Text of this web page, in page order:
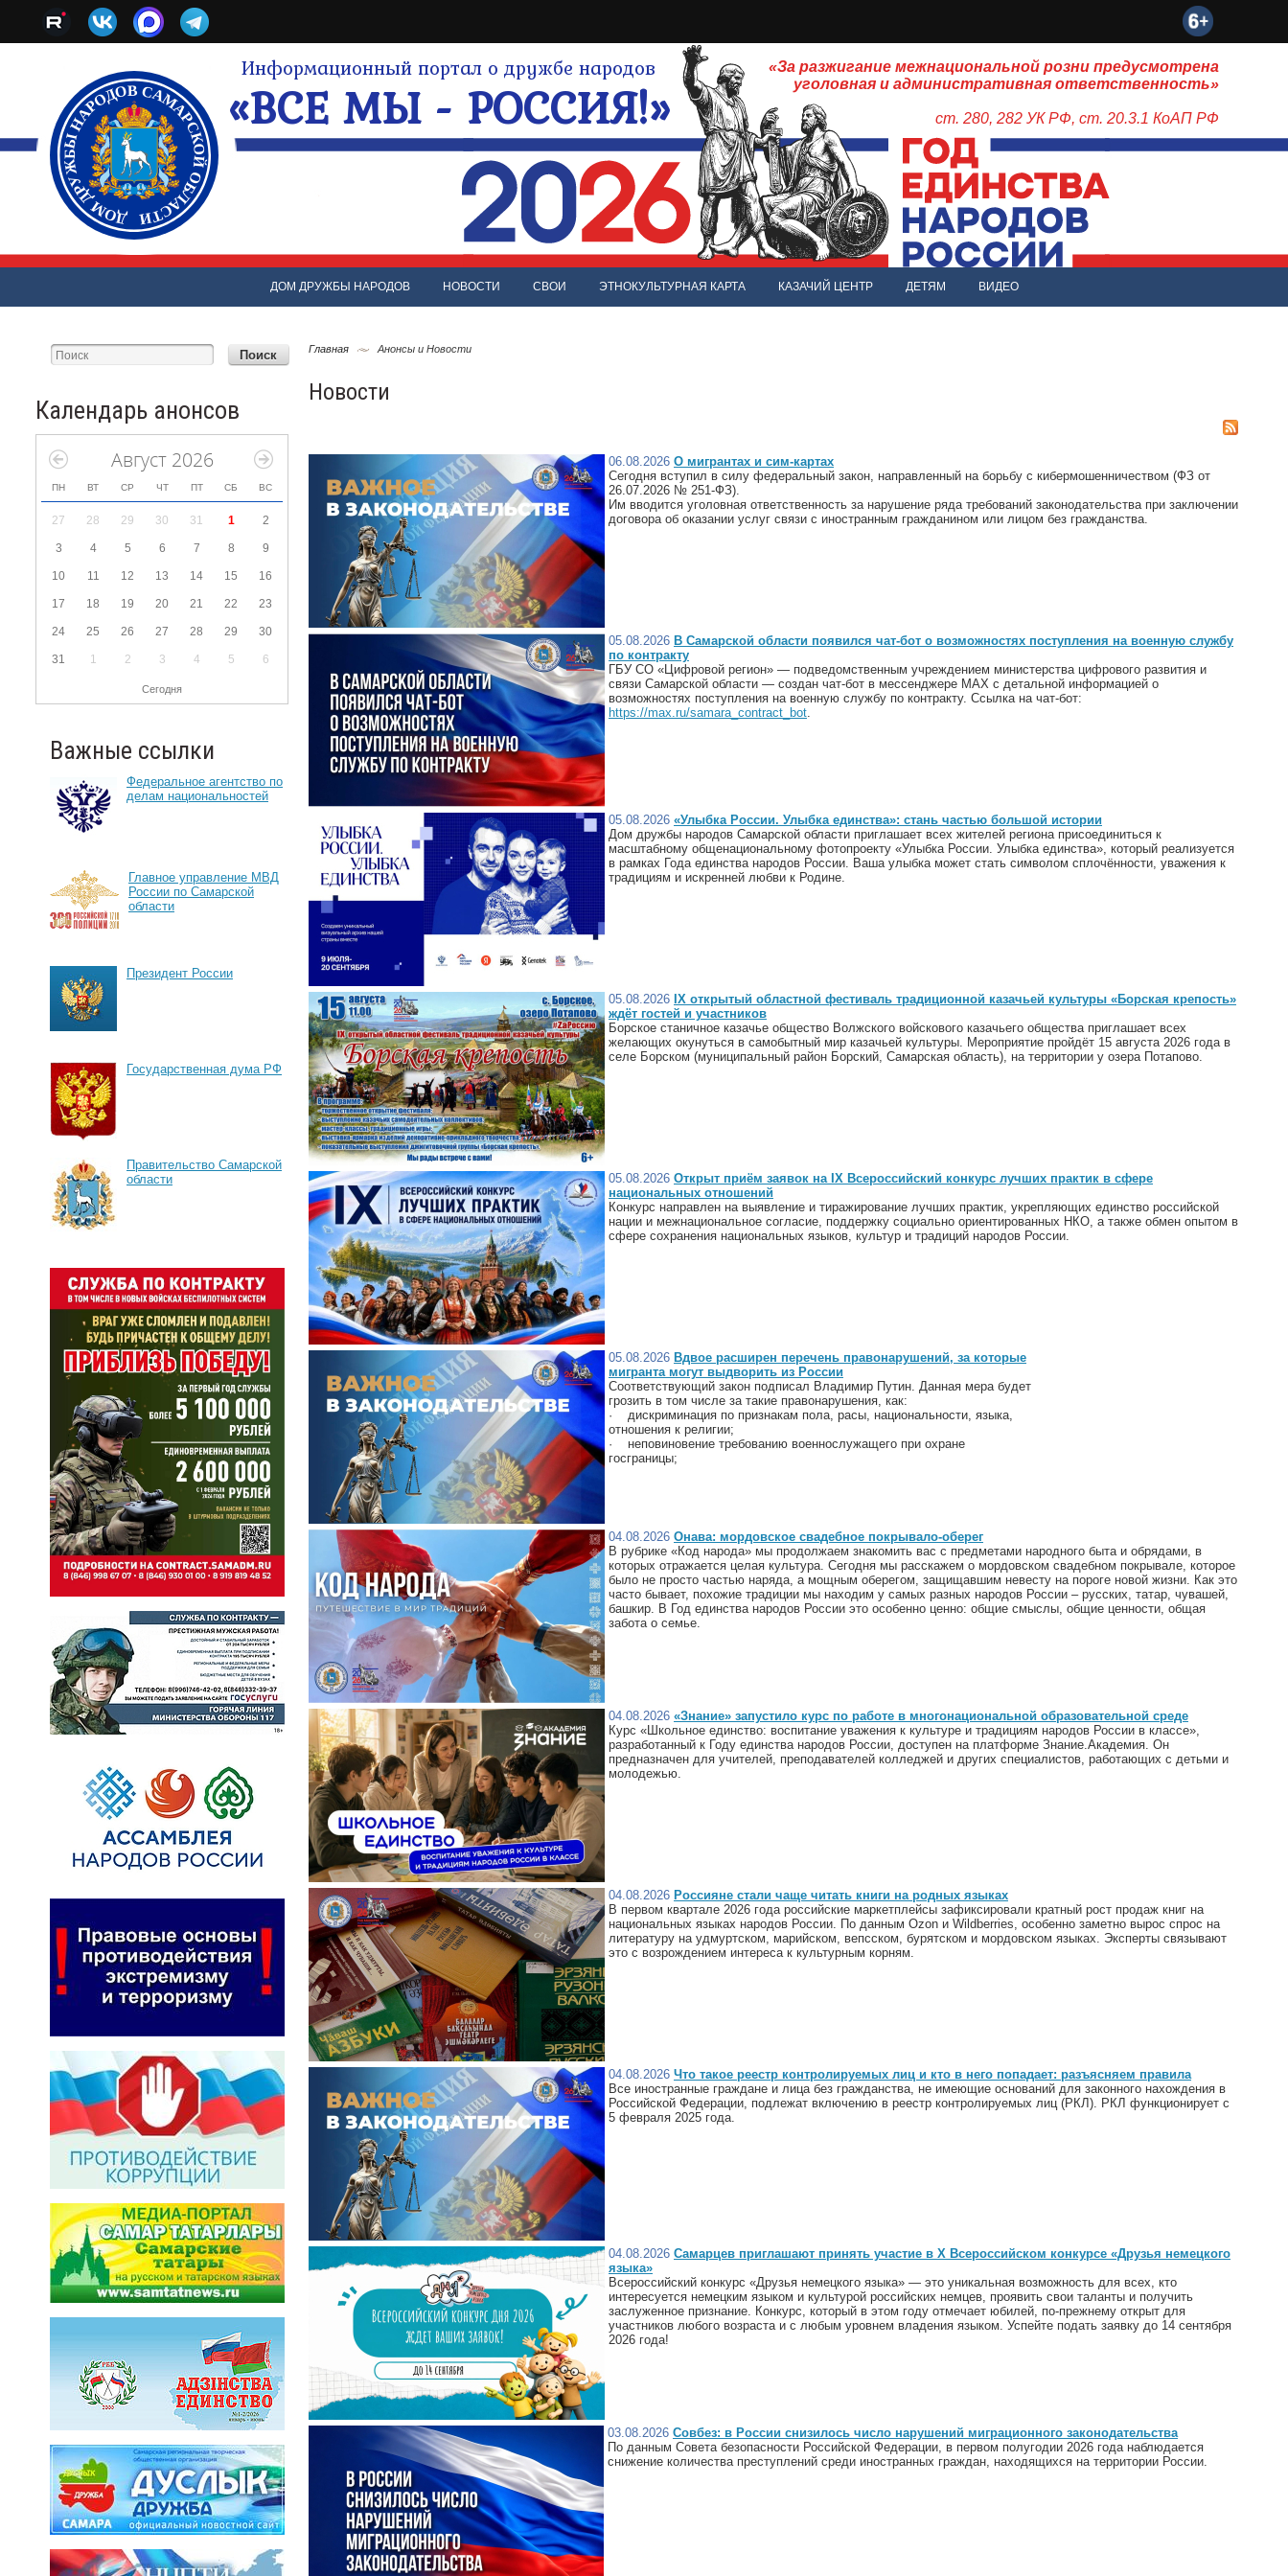
Информационный портал о дружбе народов
«ВСЕ МЫ - РОССИЯ!»
«За разжигание межнациональной розни предусмотрена
уголовная и административная ответственность»
ст. 280, 282 УК РФ, ст. 20.3.1 КоАП РФ
ДОМ ДРУЖБЫ НАРОДОВ НОВОСТИ СВОИ ЭТНОКУЛЬТУРНАЯ КАРТА КАЗАЧИЙ ЦЕНТР ДЕТЯМ ВИДЕО
Календарь анонсов
Август 2026
ПН ВТ СР ЧТ ПТ СБ ВС
27 28 29 30 31 1 2
3 4 5 6 7 8 9
10 11 12 13 14 15 16
17 18 19 20 21 22 23
24 25 26 27 28 29 30
31 1 2 3 4 5 6
Сегодня
Важные ссылки
Федеральное агентство по
делам национальностей
Главное управление МВД
России по Самарской
области
Президент России
Государственная дума РФ
Правительство Самарской
области
Главная Анонсы и Новости
Новости
06.08.2026 О мигрантах и сим-картах
Сегодня вступил в силу федеральный закон, направленный на борьбу с кибермошенничеством (ФЗ от
26.07.2026 № 251-ФЗ).
Им вводится уголовная ответственность за нарушение ряда требований законодательства при заключении
договора об оказании услуг связи с иностранным гражданином или лицом без гражданства.
05.08.2026 В Самарской области появился чат-бот о возможностях поступления на военную службу
по контракту
ГБУ СО «Цифровой регион» — подведомственным учреждением министерства цифрового развития и
связи Самарской области — создан чат-бот в мессенджере МАХ с детальной информацией о
возможностях поступления на военную службу по контракту. Ссылка на чат-бот:
https://max.ru/samara_contract_bot.
05.08.2026 «Улыбка России. Улыбка единства»: стань частью большой истории
Дом дружбы народов Самарской области приглашает всех жителей региона присоединиться к
масштабному общенациональному фотопроекту «Улыбка России. Улыбка единства», который реализуется
в рамках Года единства народов России. Ваша улыбка может стать символом сплочённости, уважения к
традициям и искренней любви к Родине.
05.08.2026 IX открытый областной фестиваль традиционной казачьей культуры «Борская крепость»
ждёт гостей и участников
Борское станичное казачье общество Волжского войскового казачьего общества приглашает всех
желающих окунуться в самобытный мир казачьей культуры. Мероприятие пройдёт 15 августа 2026 года в
селе Борском (муниципальный район Борский, Самарская область), на территории у озера Потапово.
05.08.2026 Открыт приём заявок на IX Всероссийский конкурс лучших практик в сфере
национальных отношений
Конкурс направлен на выявление и тиражирование лучших практик, укрепляющих единство российской
нации и межнациональное согласие, поддержку социально ориентированных НКО, а также обмен опытом в
сфере сохранения национальных языков, культур и традиций народов России.
05.08.2026 Вдвое расширен перечень правонарушений, за которые
мигранта могут выдворить из России
Соответствующий закон подписал Владимир Путин. Данная мера будет
грозить в том числе за такие правонарушения, как:
· дискриминация по признакам пола, расы, национальности, языка,
отношения к религии;
· неповиновение требованию военнослужащего при охране
госграницы;
04.08.2026 Онава: мордовское свадебное покрывало-оберег
В рубрике «Код народа» мы продолжаем знакомить вас с предметами народного быта и обрядами, в
которых отражается целая культура. Сегодня мы расскажем о мордовском свадебном покрывале, которое
было не просто частью наряда, а мощным оберегом, защищавшим невесту на пороге новой жизни. Как это
часто бывает, похожие традиции мы находим у самых разных народов России – русских, татар, чувашей,
башкир. В Год единства народов России это особенно ценно: общие смыслы, общие ценности, общая
забота о семье.
04.08.2026 «Знание» запустило курс по работе в многонациональной образовательной среде
Курс «Школьное единство: воспитание уважения к культуре и традициям народов России в классе»,
разработанный к Году единства народов России, доступен на платформе Знание.Академия. Он
предназначен для учителей, преподавателей колледжей и других специалистов, работающих с детьми и
молодежью.
04.08.2026 Россияне стали чаще читать книги на родных языках
В первом квартале 2026 года российские маркетплейсы зафиксировали кратный рост продаж книг на
национальных языках народов России. По данным Ozon и Wildberries, особенно заметно вырос спрос на
литературу на удмуртском, марийском, вепсском, бурятском и мордовском языках. Эксперты связывают
это с возрождением интереса к культурным корням.
04.08.2026 Что такое реестр контролируемых лиц и кто в него попадает: разъясняем правила
Все иностранные граждане и лица без гражданства, не имеющие оснований для законного нахождения в
Российской Федерации, подлежат включению в реестр контролируемых лиц (РКЛ). РКЛ функционирует с
5 февраля 2025 года.
04.08.2026 Самарцев приглашают принять участие в Х Всероссийском конкурсе «Друзья немецкого
языка»
Всероссийский конкурс «Друзья немецкого языка» — это уникальная возможность для всех, кто
интересуется немецким языком и культурой российских немцев, проявить свои таланты и получить
заслуженное признание. Конкурс, который в этом году отмечает юбилей, по-прежнему открыт для
участников любого возраста и с любым уровнем владения языком. Успейте подать заявку до 14 сентября
2026 года!
03.08.2026 Совбез: в России снизилось число нарушений миграционного законодательства
По данным Совета безопасности Российской Федерации, в первом полугодии 2026 года наблюдается
снижение количества преступлений среди иностранных граждан, находящихся на территории России.